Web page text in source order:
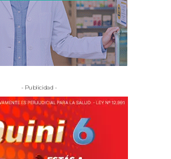
- Publicidad -